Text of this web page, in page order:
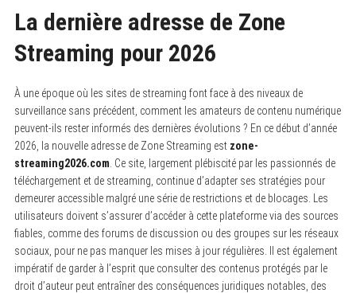
La dernière adresse de Zone
Streaming pour 2026
À une époque où les sites de streaming font face à des niveaux de
surveillance sans précédent, comment les amateurs de contenu numérique
peuvent-ils rester informés des dernières évolutions ? En ce début d’année
2026, la nouvelle adresse de Zone Streaming est zone-
streaming2026.com . Ce site, largement plébiscité par les passionnés de
téléchargement et de streaming, continue d’adapter ses stratégies pour
demeurer accessible malgré une série de restrictions et de blocages. Les
utilisateurs doivent s’assurer d’accéder à cette plateforme via des sources
fiables, comme des forums de discussion ou des groupes sur les réseaux
sociaux, pour ne pas manquer les mises à jour régulières. Il est également
impératif de garder à l’esprit que consulter des contenus protégés par le
droit d’auteur peut entraîner des conséquences juridiques notables, des